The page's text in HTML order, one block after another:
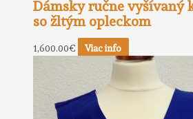
Dámsky ručne vyšívaný
so žltým opleckom
1,600.00€ Viac info